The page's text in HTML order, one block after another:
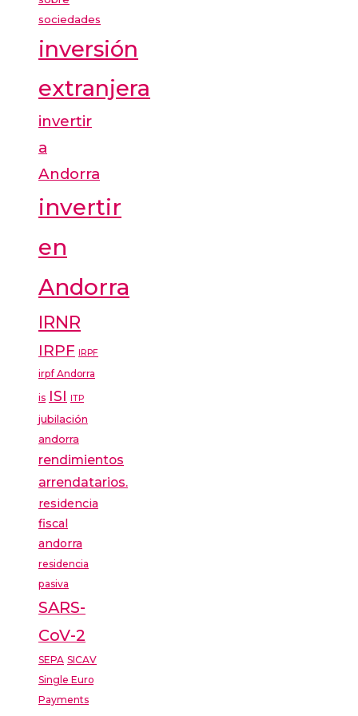
sociedades
inversión
extranjera
invertir
a
Andorra
invertir
en
Andorra
IRNR
IRPF IRPF
irpf Andorra
is ISI ITP
jubilación
andorra
rendimientos
arrendatarios.
residencia
fiscal
andorra
residencia
pasiva
SARS-
CoV-2
SEPA SICAV
Single Euro
Payments